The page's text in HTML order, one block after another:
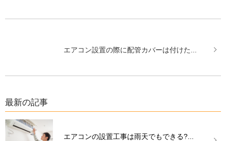
エアコン設置の際に配管カバーは付けた...
最新の記事
エアコンの設置工事は雨天でもできる?...